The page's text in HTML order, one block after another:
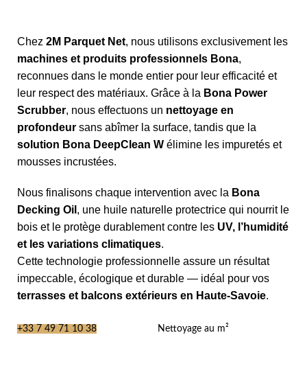
Chez 2M Parquet Net, nous utilisons exclusivement les
machines et produits professionnels Bona,
reconnues dans le monde entier pour leur efficacité et
leur respect des matériaux. Grâce à la Bona Power
Scrubber, nous effectuons un nettoyage en
profondeur sans abîmer la surface, tandis que la
solution Bona DeepClean W élimine les impuretés et
mousses incrustées.
Nous finalisons chaque intervention avec la Bona
Decking Oil , une huile naturelle protectrice qui nourrit le
bois et le protège durablement contre les UV, l’humidité
et les variations climatiques.
Cette technologie professionnelle assure un résultat
impeccable, écologique et durable — idéal pour vos
terrasses et balcons extérieurs en Haute-Savoie.
+33 7 49 71 10 38 Nettoyage au m²